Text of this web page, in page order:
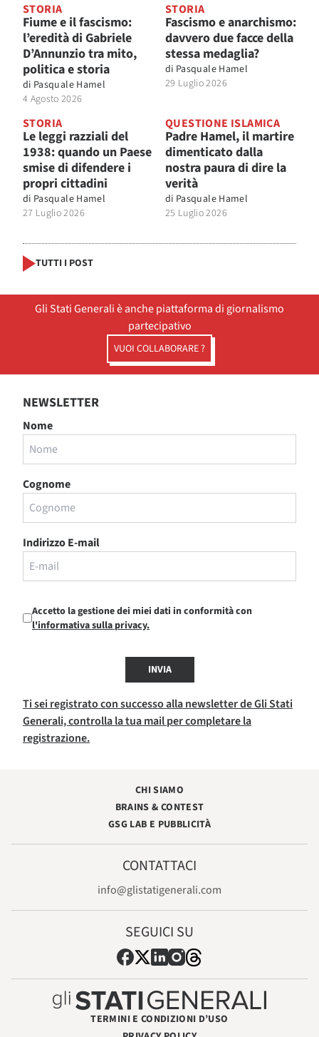
STORIA
Fiume e il fascismo:
l’eredità di Gabriele
D’Annunzio tra mito,
politica e storia
di Pasquale Hamel
4 Agosto 2026
STORIA
Fascismo e anarchismo:
davvero due facce della
stessa medaglia?
di Pasquale Hamel
29 Luglio 2026
STORIA
Le leggi razziali del
1938: quando un Paese
smise di difendere i
propri cittadini
di Pasquale Hamel
27 Luglio 2026
QUESTIONE ISLAMICA
Padre Hamel, il martire
dimenticato dalla
nostra paura di dire la
verità
di Pasquale Hamel
25 Luglio 2026
TUTTI I POST
Gli Stati Generali è anche piattaforma di giornalismo
partecipativo
VUOI COLLABORARE ?
NEWSLETTER
Nome
Cognome
Indirizzo E-mail
Accetto la gestione dei miei dati in conformità con
l'informativa sulla privacy.
INVIA
Ti sei registrato con successo alla newsletter de Gli Stati
Generali, controlla la tua mail per completare la
registrazione.
CHI SIAMO
BRAINS & CONTEST
GSG LAB E PUBBLICITÀ
CONTATTACI
info@glistatigenerali.com
SEGUICI SU
TERMINI E CONDIZIONI D’USO